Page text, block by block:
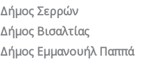
Δήμος Σερρών
Δήμος Βισαλτίας
Δήμος Εμμανουήλ Παππά